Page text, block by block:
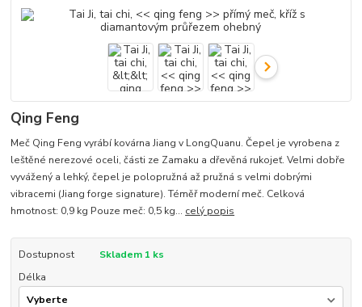
Qing Feng
Meč Qing Feng vyrábí kovárna Jiang v LongQuanu. Čepel je vyrobena z
leštěné nerezové oceli, části ze Zamaku a dřevěná rukojeť. Velmi dobře
vyvážený a lehký, čepel je polopružná až pružná s velmi dobrými
vibracemi (Jiang forge signature). Téměř moderní meč. Celková
hmotnost: 0,9 kg Pouze meč: 0,5 kg... celý popis
Dostupnost
Skladem 1 ks
Délka